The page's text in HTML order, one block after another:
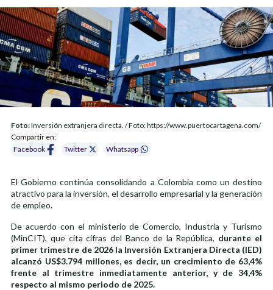
Foto:Inversión extranjera directa. / Foto: https://www.puertocartagena.com/
Compartir en:
Facebook
Twitter Whatsapp
El Gobierno continúa consolidando a Colombia como un destino
atractivo para la inversión, el desarrollo empresarial y la generación
de empleo.
De acuerdo con el ministerio de Comercio, Industria y Turismo
(MinCIT), que cita cifras del Banco de la República, durante el
primer trimestre de 2026 la Inversión Extranjera Directa (IED)
alcanzó US$3.794 millones, es decir, un crecimiento de 63,4%
frente al trimestre inmediatamente anterior, y de 34,4%
respecto al mismo periodo de 2025.